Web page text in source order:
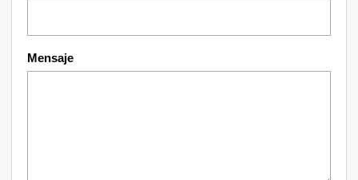
Mensaje